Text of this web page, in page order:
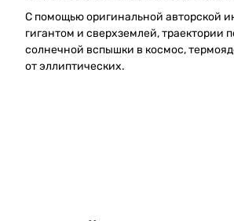
С помощью оригинальной авторской
гигантом и сверхземлей, траектории
солнечной вспышки в космос,
от эллиптических.